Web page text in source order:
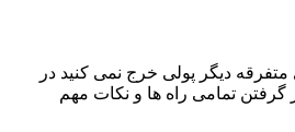
دیگر پولی خرج نمی کنید در
تمامی راه ها و نکات مهم